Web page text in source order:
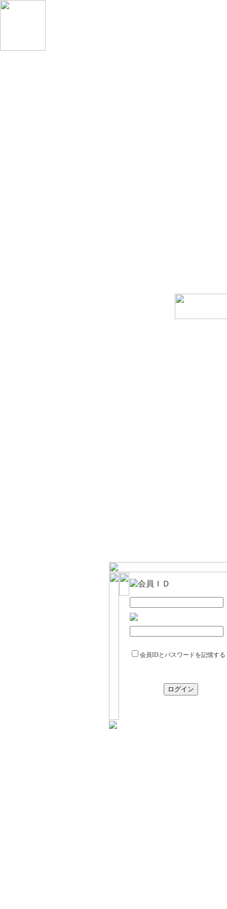
会員IDとパスワードを記憶する